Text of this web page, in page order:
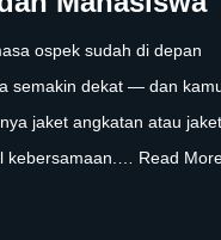
ospek sudah di depan
semakin dekat — dan
jaket angkatan atau jaket
kebersamaan.… Read